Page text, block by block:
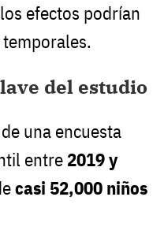
efectos podrían
del estudio
una encuesta
entre 2019 y
casi 52,000 niños